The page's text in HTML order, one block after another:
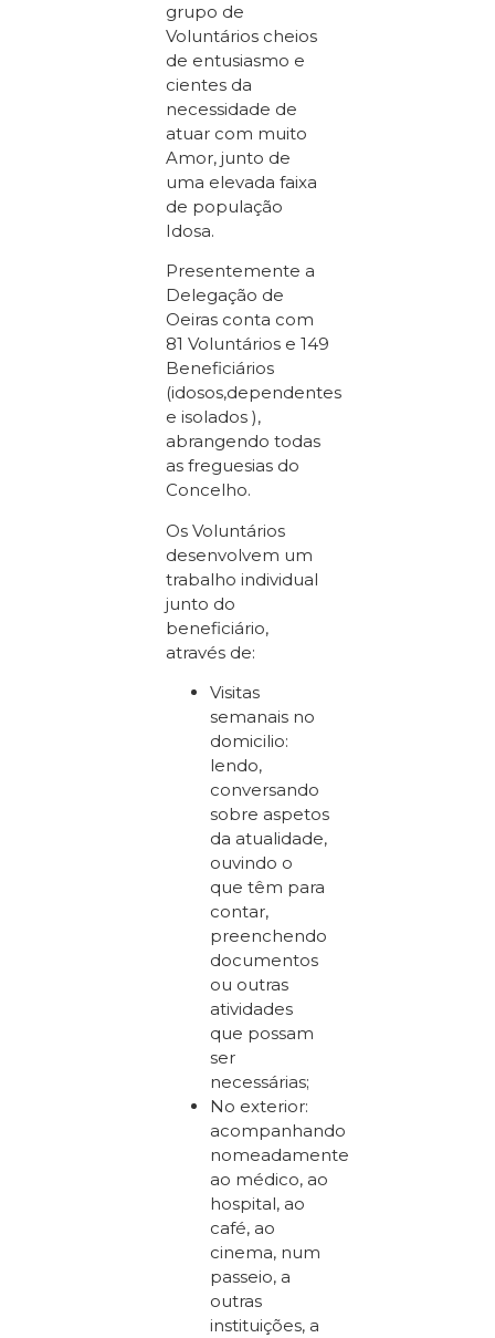
grupo de
Voluntários cheios
de entusiasmo e
cientes da
necessidade de
atuar com muito
Amor, junto de
uma elevada faixa
de população
Idosa.
Presentemente a
Delegação de
Oeiras conta com
81 Voluntários e 149
Beneficiários
(idosos,dependentes
e isolados ),
abrangendo todas
as freguesias do
Concelho.
Os Voluntários
desenvolvem um
trabalho individual
junto do
beneficiário,
através de:
Visitas
semanais no
domicilio:
lendo,
conversando
sobre aspetos
da atualidade,
ouvindo o
que têm para
contar,
preenchendo
documentos
ou outras
atividades
que possam
ser
necessárias;
No exterior:
acompanhando
nomeadamente
ao médico, ao
hospital, ao
café, ao
cinema, num
passeio, a
outras
instituições, a